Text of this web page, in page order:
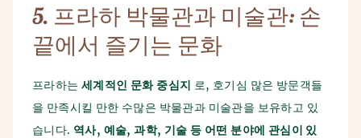
5. 프라하 박물관과 미술관: 손
끝에서 즐기는 문화
프라하는 세계적인 문화 중심지 로, 호기심 많은 방문객들
을 만족시킬 만한 수많은 박물관과 미술관을 보유하고 있
습니다. 역사, 예술,과학, 기술 등 어떤 분야에 관심이 있